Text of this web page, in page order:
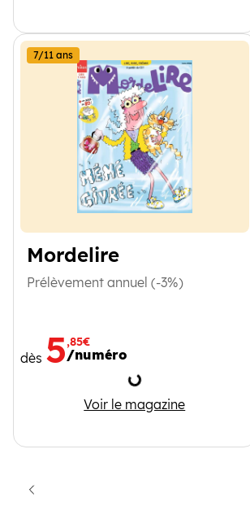
Mordelire
7/11 ans
Prélèvement annuel (-3%)
dès 5,85€
/numéro
Chargement
Voir le magazine
Mordelire